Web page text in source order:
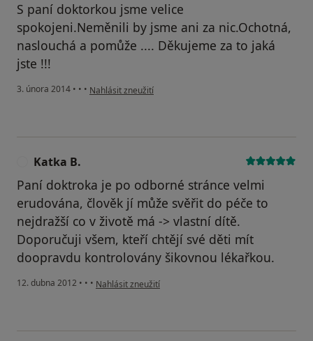
S paní doktorkou jsme velice
spokojeni.Neměnili by jsme ani za nic.Ochotná,
naslouchá a pomůže .... Děkujeme za to jaká
jste !!!
3. února 2014 • • • podle názoru uživatele Váš účet byl odstraněn
Nahlásit zneužití
Katka B.
Paní doktroka je po odborné stránce velmi
erudována, člověk jí může svěřit do péče to
nejdražší co v životě má -> vlastní dítě.
Doporučuji všem, kteří chtějí své děti mít
doopravdu kontrolovány šikovnou lékařkou.
12. dubna 2012 • • • podle názoru uživatele Katka B.
Nahlásit zneužití